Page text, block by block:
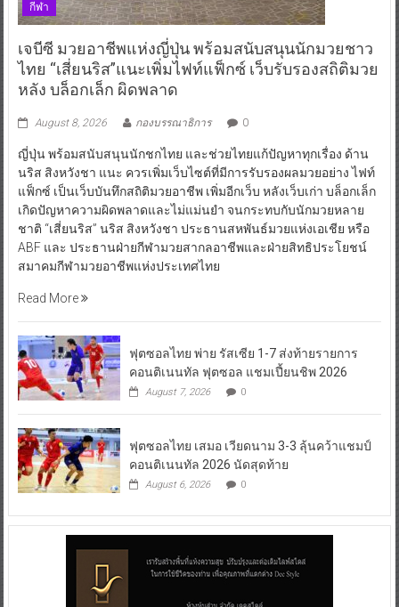
กีฬา
เจบีซี มวยอาชีพแห่งญี่ปุ่น พร้อมสนับสนุนนักมวยชาว
ไทย “เสี่ยนริส”แนะเพิ่มไฟท์แฟ็กซ์ เว็บรับรองสถิติมวย
หลัง บล็อกเล็ก ผิดพลาด
August 8, 2026 กองบรรณาธิการ 0
ญี่ปุ่น พร้อมสนับสนุนนักชกไทย และช่วยไทยแก้ปัญหาทุกเรื่อง ด้าน
นริส สิงหวังชา แนะ ควรเพิ่มเว็บไซต์ที่มีการรับรองผลมวยอย่าง ไฟท์
แฟ็กซ์ เป็นเว็บบันทึกสถิติมวยอาชีพ เพิ่มอีกเว็บ หลังเว็บเก่า บล็อกเล็ก
เกิดปัญหาความผิดพลาดและไม่แม่นยำ จนกระทบกับนักมวยหลาย
ชาติ “เสี่ยนริส” นริส สิงหวังชา ประธานสหพันธ์มวยแห่งเอเชีย หรือ
ABF และ ประธานฝ่ายกีฬามวยสากลอาชีพและฝ่ายสิทธิประโยชน์
สมาคมกีฬามวยอาชีพแห่งประเทศไทย
Read More
ฟุตซอลไทย พ่าย รัสเซีย 1-7 ส่งท้ายรายการ
คอนติเนนทัล ฟุตซอล แชมเปี้ยนชิพ 2026
August 7, 2026 0
ฟุตซอลไทย เสมอ เวียดนาม 3-3 ลุ้นคว้าแชมป์
คอนติเนนทัล 2026 นัดสุดท้าย
August 6, 2026 0